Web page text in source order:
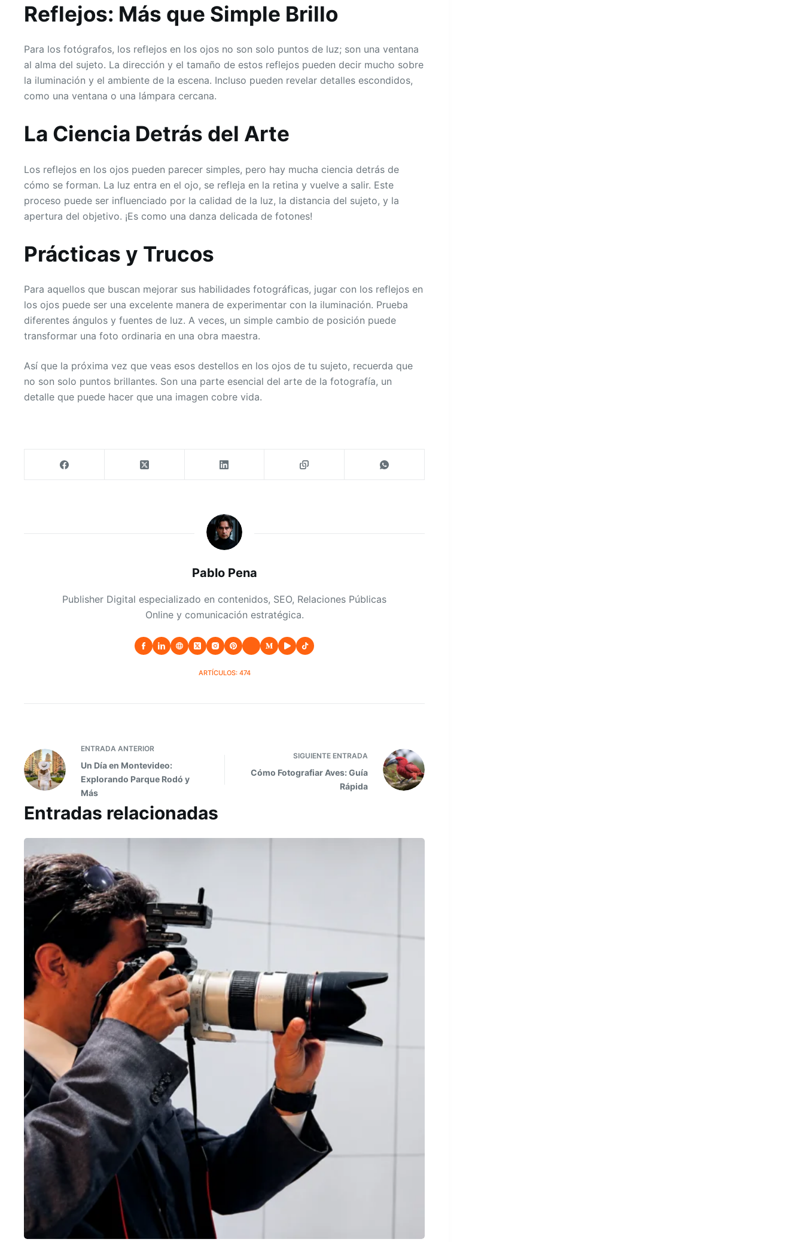
Reflejos: Más que Simple Brillo
Para los fotógrafos, los reflejos en los ojos no son solo puntos de luz; son una ventana
al alma del sujeto. La dirección y el tamaño de estos reflejos pueden decir mucho sobre
la iluminación y el ambiente de la escena. Incluso pueden revelar detalles escondidos,
como una ventana o una lámpara cercana.
La Ciencia Detrás del Arte
Los reflejos en los ojos pueden parecer simples, pero hay mucha ciencia detrás de
cómo se forman. La luz entra en el ojo, se refleja en la retina y vuelve a salir. Este
proceso puede ser influenciado por la calidad de la luz, la distancia del sujeto, y la
apertura del objetivo. ¡Es como una danza delicada de fotones!
Prácticas y Trucos
Para aquellos que buscan mejorar sus habilidades fotográficas, jugar con los reflejos en
los ojos puede ser una excelente manera de experimentar con la iluminación. Prueba
diferentes ángulos y fuentes de luz. A veces, un simple cambio de posición puede
transformar una foto ordinaria en una obra maestra.
Así que la próxima vez que veas esos destellos en los ojos de tu sujeto, recuerda que
no son solo puntos brillantes. Son una parte esencial del arte de la fotografía, un
detalle que puede hacer que una imagen cobre vida.
Pablo Pena
Publisher Digital especializado en contenidos, SEO, Relaciones Públicas
Online y comunicación estratégica.
ARTÍCULOS: 474
ENTRADA ANTERIOR
Un Día en Montevideo:
Explorando Parque Rodó y
Más
SIGUIENTE ENTRADA
Cómo Fotografiar Aves: Guía
Rápida
Entradas relacionadas